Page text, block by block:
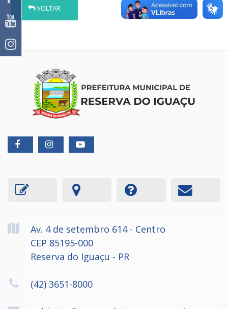
VOLTAR
Av. 4 de setembro 614 - Centro
CEP 85195-000
Reserva do Iguaçu - PR
(42) 3651-8000